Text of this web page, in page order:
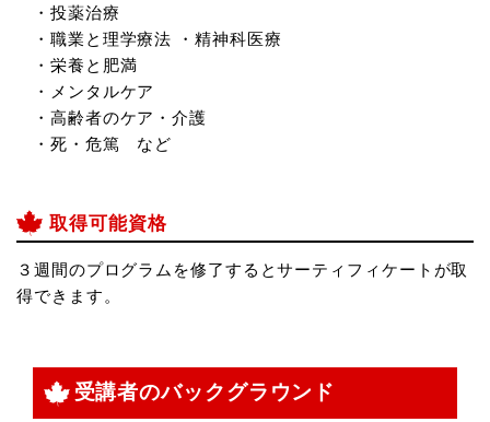
・投薬治療
・職業と理学療法 ・精神科医療
・栄養と肥満
・メンタルケア
・高齢者のケア・介護
・死・危篤 など
取得可能資格
３週間のプログラムを修了するとサーティフィケートが取
得できます。
受講者のバックグラウンド